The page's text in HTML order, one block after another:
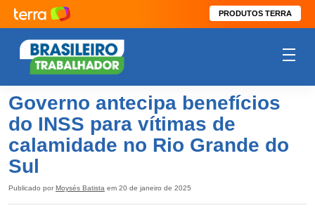
PRODUTOS TERRA
Governo antecipa benefícios
do INSS para vítimas de
calamidade no Rio Grande do
Sul
Publicado por Moysés Batista em 20 de janeiro de 2025